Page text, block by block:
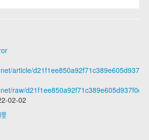
article/
raw/d21f1ee850a92f71c389e605d937f0c8
02-02